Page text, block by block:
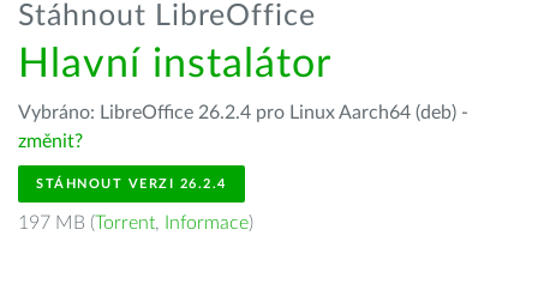
Stáhnout LibreOffice
Hlavní instalátor
Vybráno: LibreOffice 26.2.4 pro Linux Aarch64 (deb) -
změnit?
STÁHNOUT VERZI 26.2.4
197 MB (Torrent, Informace)